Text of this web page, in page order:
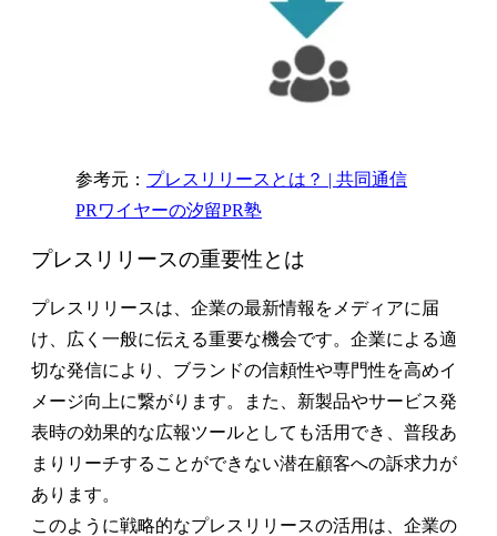
参考元： プレスリリースとは？ | 共同通信
PRワイヤーの汐留PR塾
プレスリリースの重要性とは
プレスリリースは、企業の最新情報をメディアに届
け、広く一般に伝える重要な機会です。企業による適
切な発信により、ブランドの信頼性や専門性を高めイ
メージ向上に繋がります。また、新製品やサービス発
表時の効果的な広報ツールとしても活用でき、普段あ
まりリーチすることができない潜在顧客への訴求力が
あります。
このように戦略的なプレスリリースの活用は、企業の